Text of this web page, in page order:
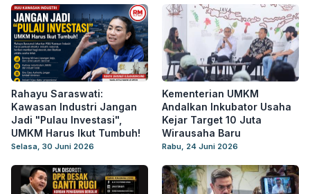
Rahayu Saraswati:
Kawasan Industri Jangan
Jadi "Pulau Investasi",
UMKM Harus Ikut Tumbuh!
Selasa, 30 Juni 2026
Kementerian UMKM
Andalkan Inkubator Usaha
Kejar Target 10 Juta
Wirausaha Baru
Rabu, 24 Juni 2026